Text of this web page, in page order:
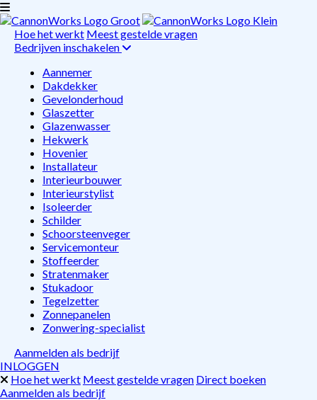
Hoe het werkt Meest gestelde vragen
Bedrijven inschakelen
Aannemer
Dakdekker
Gevelonderhoud
Glaszetter
Glazenwasser
Hekwerk
Hovenier
Installateur
Interieurbouwer
Interieurstylist
Isoleerder
Schilder
Schoorsteenveger
Servicemonteur
Stoffeerder
Stratenmaker
Stukadoor
Tegelzetter
Zonnepanelen
Zonwering-specialist
Aanmelden als bedrijf
INLOGGEN
Hoe het werkt Meest gestelde vragen Direct boeken
Aanmelden als bedrijf